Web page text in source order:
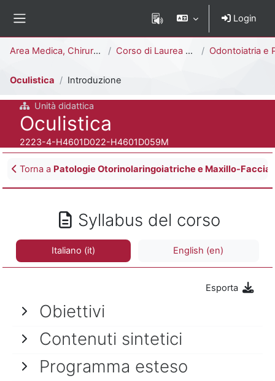
Login
Area Medica, Chirurgica e dei Servizi Clinici Corso di Laurea Magistrale a Ciclo Unico (6 anni) Odontoiatria e Protesi Dentaria [H4602D -
Oculistica Introduzione
Unità didattica
Titolo del corso
Oculistica
Codice identificativo del corso
2223-4-H4601D022-H4601D059M
Blocchi
Torna a Patologie Otorinolaringoiatriche e Maxillo-
Syllabus del corso
Italiano ‎(it)‎ English ‎(en)‎
Esporta
Obiettivi
Contenuti sintetici
Programma esteso